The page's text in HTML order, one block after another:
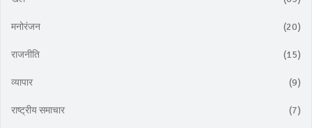
मनोरंजन (20)
राजनीति (15)
व्यापार (9)
राष्ट्रीय समाचार (7)